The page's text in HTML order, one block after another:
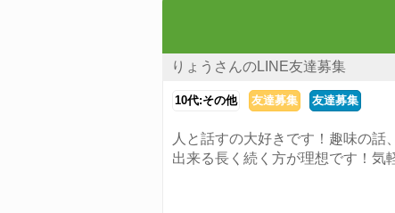
りょうさんのLINE友達募集
10代:その他 友達募集 友達募集
人と話すの大好きです！趣味の
出来る長く続く方が理想です！気